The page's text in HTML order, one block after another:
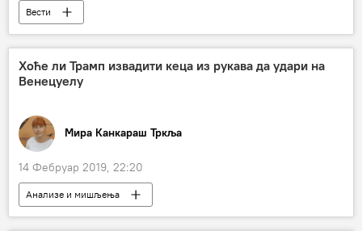
Вести
Хоће ли Трамп извадити кецa из рукава да удари на
Венецуелу
Мира Канкараш Тркља
14 Фебруар 2019, 22:20
Анализе и мишљења
Коментари и Аналитика
Николас Мадуро